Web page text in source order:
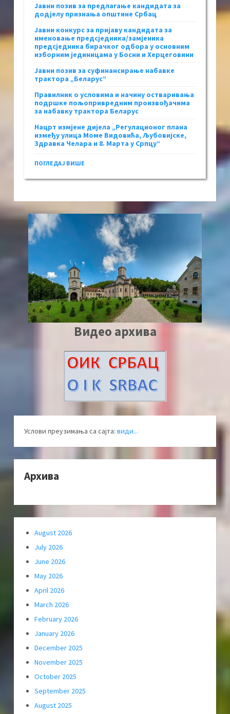
Јавни позив за предлагање кандидата за
додјелу признања општине Србац
Јавни конкурс за пријаву кандидата за
именовање предсједника/замјеника
предсједника бирачког одбора у основним
изборним јединицама у Босни и Херцеговини
Јавни позив за суфинансирање набавке
трактора „Беларус“
Правилник о условима и начину остваривања
подршке пољопривредним произвођачима
за набавку трактора Беларус
Нацрт измјене дијела „Регулационог плана
између улица Моме Видовића, Љубовијске,
Здравка Челара и 8. Марта у Српцу“
ПОГЛЕДАЈ ВИШЕ
Видео архива
Услови преузимања са сајта: види...
Архива
August 2026
July 2026
June 2026
May 2026
April 2026
March 2026
February 2026
January 2026
December 2025
November 2025
October 2025
September 2025
August 2025